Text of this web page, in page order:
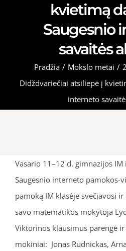
kvietimą
Saugesnio
savaitės
Pradžia / Mokslo metai /
Didždvariečiai atsiliepė į
interneto
Vasario 11–12 d. gimnazijos
Saugesnio interneto pamokos-
pamoką IM klasėje svečiavosi
savo matematikos mokytoja
Viktorinos klausimus parengė
mokiniai: Jonas Rudnickas,